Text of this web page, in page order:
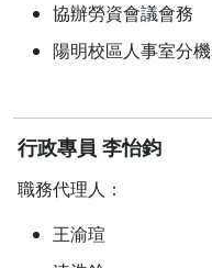
協辦勞資會議會務
陽明校區人事室分
行政專員 李怡鈞
職務代理人：
王渝瑄